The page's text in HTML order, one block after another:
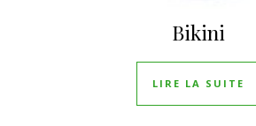
Bikini
LIRE LA SUITE